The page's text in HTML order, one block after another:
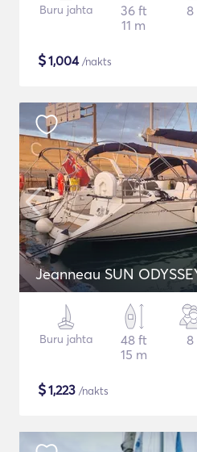
Buru jahta
36 ft
11 m
8
$1,004/nakts
Jeanneau SUN
Buru jahta
48 ft
15 m
8
$1,223 /nakts